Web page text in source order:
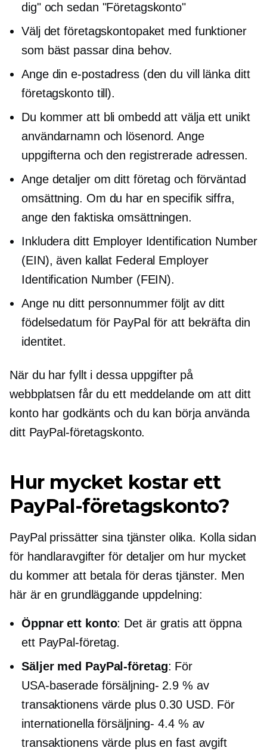
dig" och sedan "Företagskonto"
Välj det företagskontopaket med funktioner
som bäst passar dina behov.
Ange din e-postadress (den du vill länka ditt
företagskonto till).
Du kommer att bli ombedd att välja ett unikt
användarnamn och lösenord. Ange
uppgifterna och den registrerade adressen.
Ange detaljer om ditt företag och förväntad
omsättning. Om du har en specifik siffra,
ange den faktiska omsättningen.
Inkludera ditt Employer Identification Number
(EIN), även kallat Federal Employer
Identification Number (FEIN).
Ange nu ditt personnummer följt av ditt
födelsedatum för PayPal för att bekräfta din
identitet.
När du har fyllt i dessa uppgifter på
webbplatsen får du ett meddelande om att ditt
konto har godkänts och du kan börja använda
ditt PayPal-företagskonto.
Hur mycket kostar ett
PayPal-företagskonto?
PayPal prissätter sina tjänster olika. Kolla sidan
för handlaravgifter för detaljer om hur mycket
du kommer att betala för deras tjänster. Men
här är en grundläggande uppdelning:
Öppnar ett konto: Det är gratis att öppna
ett PayPal-företag.
Säljer med PayPal-företag: För
USA-baserade försäljning- 2.9 % av
transaktionens värde plus 0.30 USD. För
internationellaförsäljning- 4.4 % av
transaktionens värde plus en fast avgift